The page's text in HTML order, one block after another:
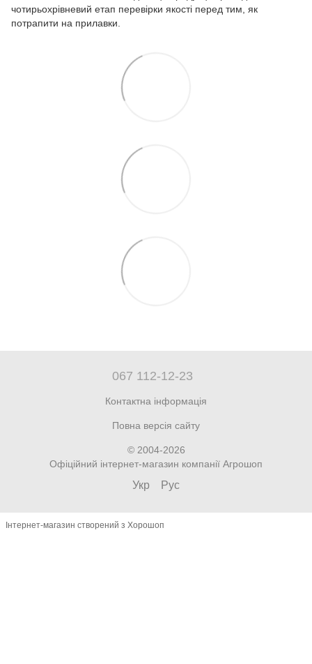
чотирьохрівневий етап перевірки якості перед тим, як
потрапити на прилавки.
067 112-12-23
Контактна інформація
Повна версія сайту
© 2004-2026
Офіційний інтернет-магазин компанії Агрошоп
Укр Рус
Інтернет-магазин створений з Хорошоп